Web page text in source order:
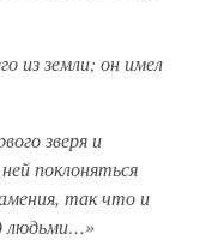
из земли; он имел
зверя и
поклоняться
так что и
людьми…»